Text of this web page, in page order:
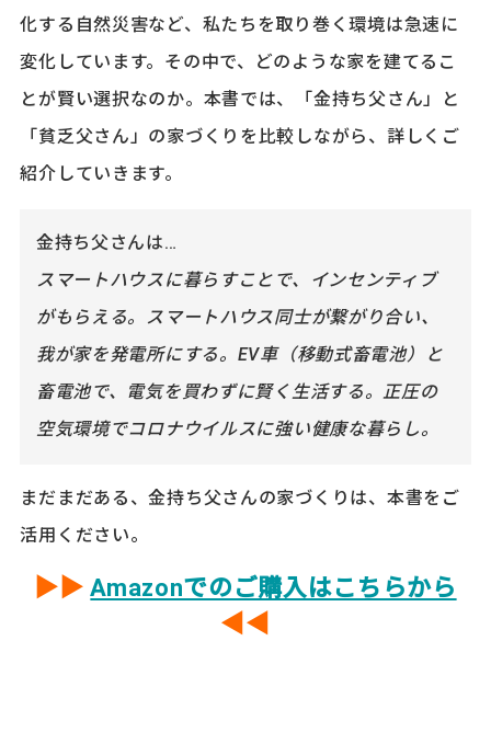
化する自然災害など、私たちを取り巻く環境は急速に
変化しています。その中で、どのような家を建てるこ
とが賢い選択なのか。本書では、「金持ち父さん」と
「貧乏父さん」の家づくりを比較しながら、詳しくご
紹介していきます。
金持ち父さんは…
スマートハウスに暮らすことで、インセンティブ
がもらえる。スマートハウス同士が繋がり合い、
我が家を発電所にする。EV車（移動式畜電池）と
畜電池で、電気を買わずに賢く生活する。正圧の
空気環境でコロナウイルスに強い健康な暮らし。
まだまだある、金持ち父さんの家づくりは、本書をご
活用ください。
▶︎▶︎Amazonでのご購入はこちらから
◀︎◀︎